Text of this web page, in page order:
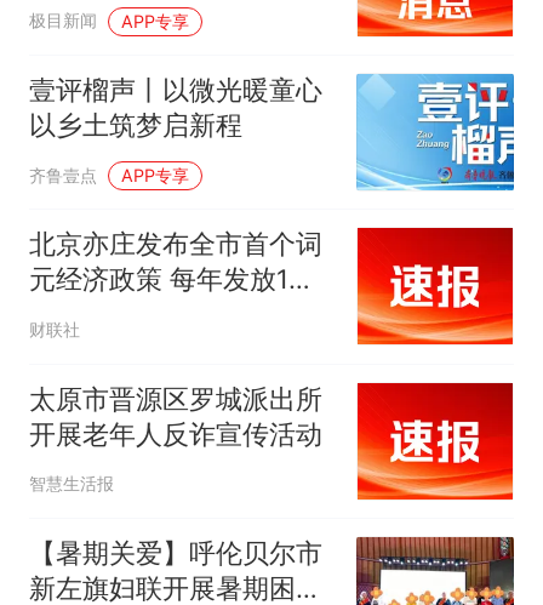
极目新闻 APP专享
壹评榴声丨以微光暖童心
以乡土筑梦启新程
齐鲁壹点 APP专享
北京亦庄发布全市首个词
元经济政策 每年发放1亿
元模型、词元券
财联社
太原市晋源区罗城派出所
开展老年人反诈宣传活动
智慧生活报
【暑期关爱】呼伦贝尔市
新左旗妇联开展暑期困境